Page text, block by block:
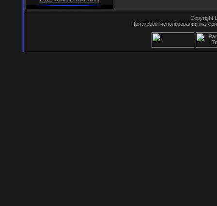
Copyright
При любом использовании